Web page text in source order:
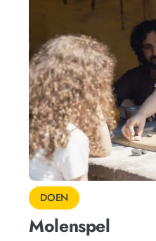
DOEN
Molenspel